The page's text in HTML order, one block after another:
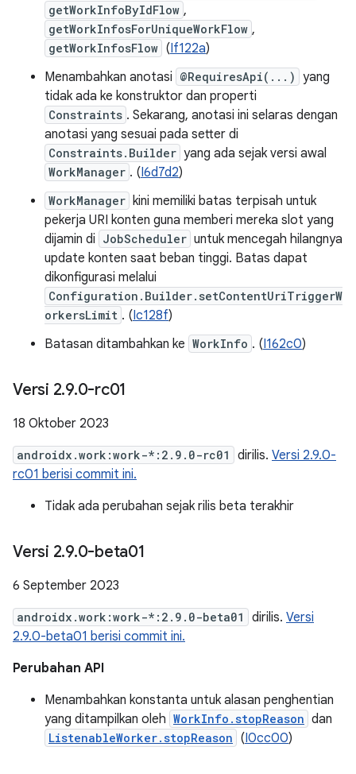
getWorkInfoByIdFlow ,
getWorkInfosForUniqueWorkFlow ,
getWorkInfosFlow (If122a)
Menambahkan anotasi @RequiresApi(...) yang
tidak ada ke konstruktor dan properti
Constraints . Sekarang, anotasi ini selaras dengan
anotasi yang sesuai pada setter di
Constraints.Builder yang ada sejak versi awal
WorkManager . (I6d7d2)
WorkManager kini memiliki batas terpisah untuk
pekerja URI konten guna memberi mereka slot yang
dijamin di JobScheduler untuk mencegah hilangnya
update konten saat beban tinggi. Batas dapat
dikonfigurasi melalui
Configuration.Builder.setContentUriTriggerW
orkersLimit . (Ic128f)
Batasan ditambahkan ke WorkInfo . (I162c0)
Versi 2.9.0-rc01
18 Oktober 2023
androidx.work:work-*:2.9.0-rc01 dirilis. Versi 2.9.0-
rc01 berisi commit ini.
Tidak ada perubahan sejak rilis beta terakhir
Versi 2.9.0-beta01
6 September 2023
androidx.work:work-*:2.9.0-beta01 dirilis. Versi
2.9.0-beta01 berisi commit ini.
Perubahan API
Menambahkan konstanta untuk alasan penghentian
yang ditampilkan oleh WorkInfo.stopReason dan
ListenableWorker.stopReason (I0cc00)